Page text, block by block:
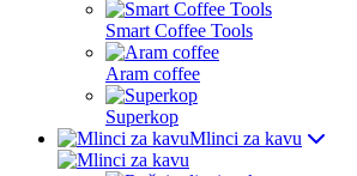
Smart Coffee Tools
Aram coffee
Superkop
Mlinci za kavu